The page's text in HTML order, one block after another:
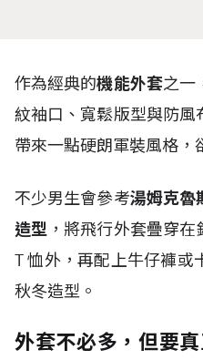
作為經典的機能外套之一
紋袖口、寬鬆版型與防
帶來一點硬朗軍裝風格，
不少男生會參考湯姆克魯
造型 ，將飛行外套疊穿
T恤外，再配上牛仔褲或
秋冬造型。
外套不必多，但要